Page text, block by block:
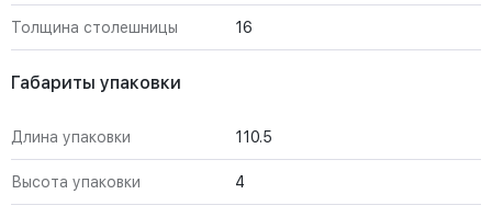
Толщина столешницы 16
Габариты упаковки
Длина упаковки 110.5
Высота упаковки 4